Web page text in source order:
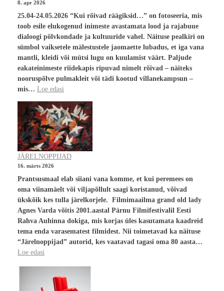
8. apr 2026
25.04-24.05.2026 “Kui rõivad räägiksid…” on fotoseeria, mis
toob esile elukogenud inimeste avastamata lood ja rajabuue
dialoogi põlvkondade ja kultuuride vahel. Näituse pealkiri on
sümbol vaiksetele mälestustele jaomaette lubadus, et iga vana
mantli, kleidi või mütsi lugu on kuulamist väärt. Paljude
eakateinimeste riidekapis ripuvad nimelt rõivad – näiteks
nooruspõlve pulmakleit või tädi kootud villanekampsun –
mis… Loe edasi
JÄRELNOPPIJAD
16. märts 2026
Prantsusmaal elab siiani vana komme, et kui peremees on
oma viinamäelt või viljapõllult saagi koristanud, võivad
ükskõik kes tulla järelkorjele. Filmimaailma grand old lady
Agnes Varda võitis 2001.aastal Pärnu Filmifestivalil Eesti
Rahva Auhinna dokiga, mis korjas üles kasutamata kaadreid
tema enda varasematest filmidest. Nii toimetavad ka näituse
“Järelnoppijad” autorid, kes vaatavad tagasi oma 80 aasta…
Loe edasi